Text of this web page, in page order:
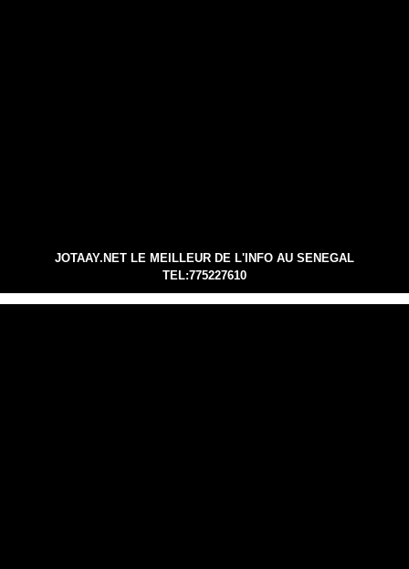
JOTAAY.NET LE MEILLEUR DE L'INFO AU SENEGAL
TEL:775227610